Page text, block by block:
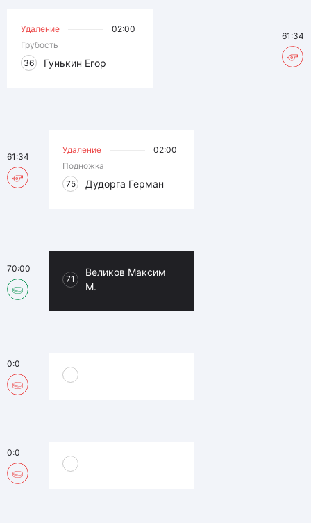
Удаление
02:00
Грубость
36
Гунькин Егор
61:34
Удаление
02:00
Подножка
75
Дудорга Герман
61:34
71
Великов Максим
М.
70:00
0:0
0:0